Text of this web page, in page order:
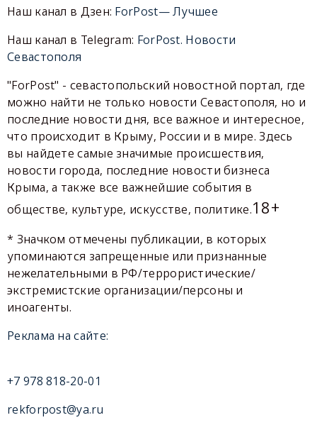
Наш канал в Дзен: ForPost— Лучшее
Наш канал в Telegram: ForPost. Новости
Севастополя
"ForPost" - севастопольский новостной портал, где
можно найти не только новости Севастополя, но и
последние новости дня, все важное и интересное,
что происходит в Крыму, России и в мире. Здесь
вы найдете самые значимые происшествия,
новости города, последние новости бизнеса
Крыма, а также все важнейшие события в
обществе, культуре, искусстве, политике.18+
* Значком отмечены публикации, в которых
упоминаются запрещенные или признанные
нежелательными в РФ/террористические/
экстремистские организации/персоны и
иноагенты.
Реклама на сайте:
+7 978 818-20-01
rekforpost@ya.ru